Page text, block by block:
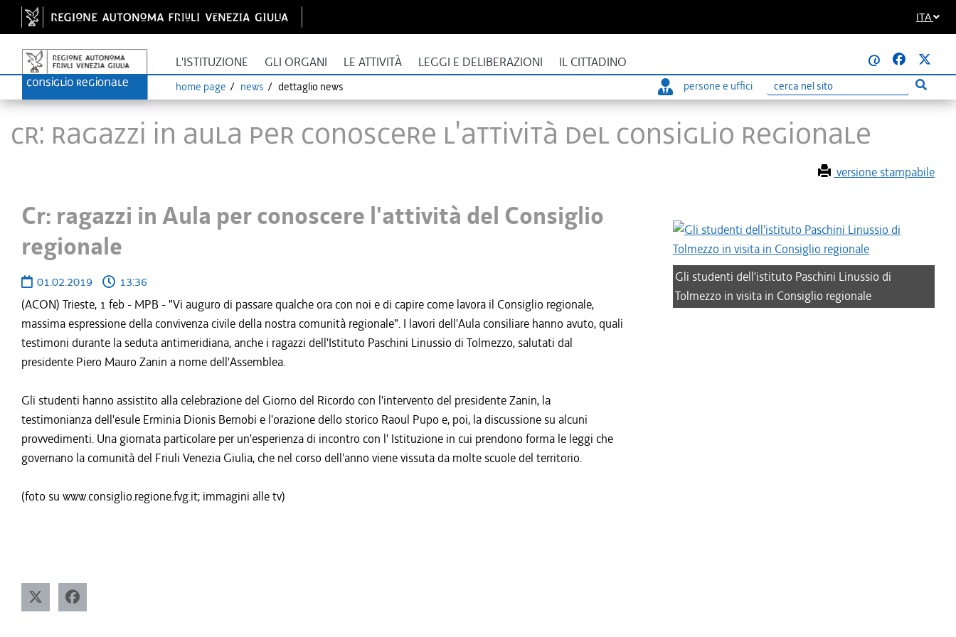
ITA
L'ISTITUZIONE GLI ORGANI LE ATTIVITÀ LEGGI E DELIBERAZIONI IL CITTADINO @
home page news dettaglio news persone e uffici
Ricerca Esegui
Cr: ragazzi in Aula per conoscere l'attività del Consiglio regionale
versione stampabile
Cr: ragazzi in Aula per conoscere l'attività del Consiglio
regionale
01.02.2019
13:36
(ACON) Trieste, 1 feb - MPB - "Vi auguro di passare qualche ora con noi e di capire come lavora il Consiglio regionale,
massima espressione della convivenza civile della nostra comunità regionale". I lavori dell'Aula consiliare hanno avuto, quali
testimoni durante la seduta antimeridiana, anche i ragazzi dell'Istituto Paschini Linussio di Tolmezzo, salutati dal
presidente Piero Mauro Zanin a nome dell'Assemblea.
Gli studenti hanno assistito alla celebrazione del Giorno del Ricordo con l'intervento del presidente Zanin, la
testimonianza dell'esule Erminia Dionis Bernobi e l'orazione dello storico Raoul Pupo e, poi, la discussione su alcuni
provvedimenti. Una giornata particolare per un'esperienza di incontro con l' Istituzione in cui prendono forma le leggi che
governano la comunità del Friuli Venezia Giulia, che nel corso dell'anno viene vissuta da molte scuole del territorio.
(foto su www.consiglio.regione.fvg.it; immagini alle tv)
Gli studenti dell'istituto Paschini Linussio di
Tolmezzo in visita in Consiglio regionale